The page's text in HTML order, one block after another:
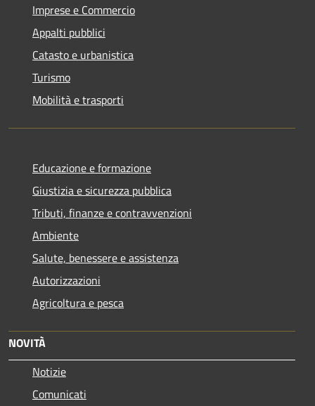
Imprese e Commercio
Appalti pubblici
Catasto e urbanistica
Turismo
Mobilità e trasporti
Educazione e formazione
Giustizia e sicurezza pubblica
Tributi, finanze e contravvenzioni
Ambiente
Salute, benessere e assistenza
Autorizzazioni
Agricoltura e pesca
NOVITÀ
Notizie
Comunicati